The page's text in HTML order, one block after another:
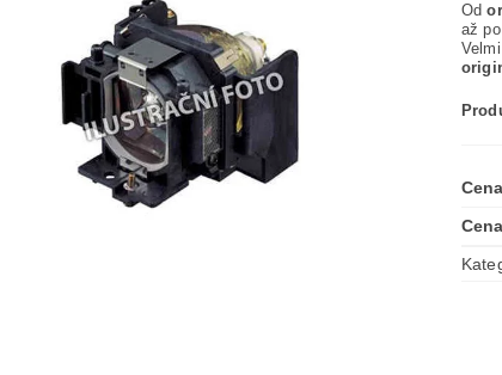
Od
až
Cena